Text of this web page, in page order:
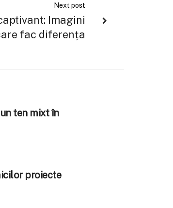
Next post
Imagini
fac diferența
ten mixt în
proiecte